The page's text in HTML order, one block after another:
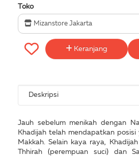
Toko
Mizanstore Jakarta
Keranjang
Deskripsi
Jauh sebelum menikah dengan
Khadijah telah mendapatkan
Makkah. Selain kaya raya,
Thhirah (perempuan suci) dan